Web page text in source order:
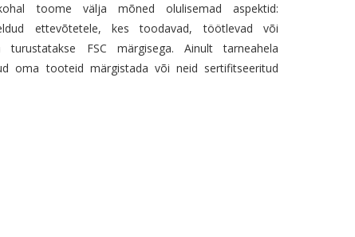
toome välja mõned olulisemad aspektid:
ettevõtetele, kes toodavad, töötlevad või
turustatakse FSC märgisega. Ainult tarneahela
oma tooteid märgistada või neid sertifitseeritud